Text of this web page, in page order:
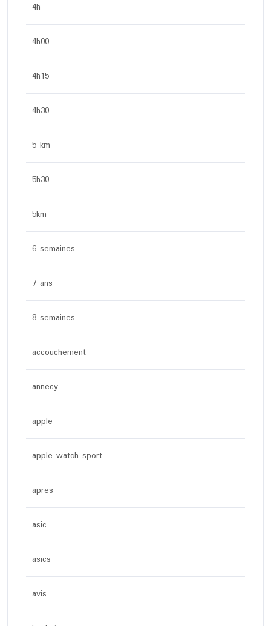
4h
4h00
4h15
4h30
5 km
5h30
5km
6 semaines
7 ans
8 semaines
accouchement
annecy
apple
apple watch sport
apres
asic
asics
avis